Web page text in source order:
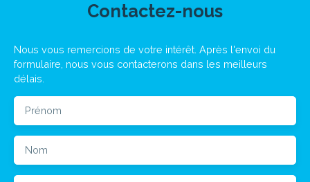
Contactez-nous
Nous vous remercions de votre intérêt. Après l'envoi du
formulaire, nous vous contacterons dans les meilleurs
délais.
Prénom
Nom